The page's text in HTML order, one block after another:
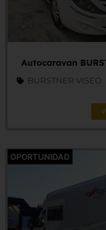
Autocaravan
BURSTNER VISEO
OPORTUNIDAD